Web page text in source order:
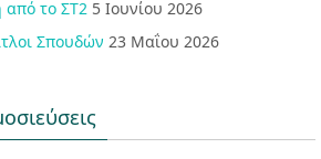
το ΣΤ2 5 Ιουνίου 2026
Σπουδών 23 Μαΐου 2026